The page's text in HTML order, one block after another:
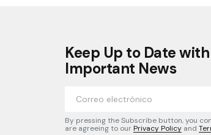
Keep Up to Date
Important News
By pressing the Subscribe button, you
are agreeing to ourPrivacy Policy and